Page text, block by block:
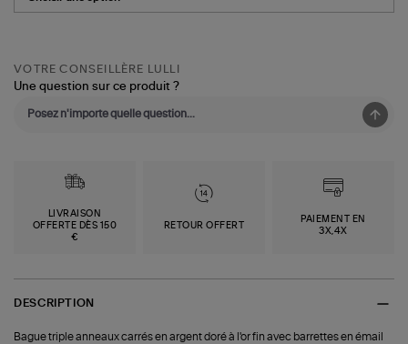
VOTRE CONSEILLÈRE LULLI
Une question sur ce produit ?
LIVRAISON
OFFERTE DÈS 150
€
RETOUR OFFERT
PAIEMENT EN
3X,4X
DESCRIPTION
Bague triple anneaux carrés en argent doré à l'or fin avec barrettes en émail